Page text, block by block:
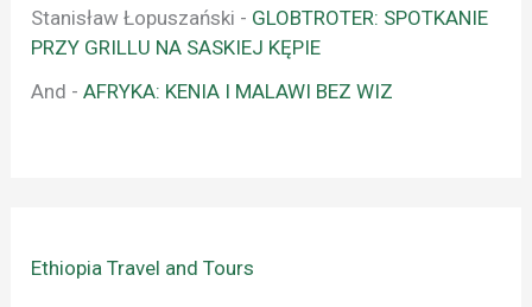
Stanisław Łopuszański - GLOBTROTER: SPOTKANIE
PRZY GRILLU NA SASKIEJ KĘPIE
And -AFRYKA: KENIA I MALAWI BEZ WIZ
Ethiopia Travel and Tours